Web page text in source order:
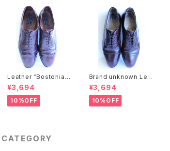
Leather “Bostonian”
wing chip shoes
¥3,694
10%OFF
Brand unknown Lea
ther shoes
¥3,694
10%OFF
CATEGORY